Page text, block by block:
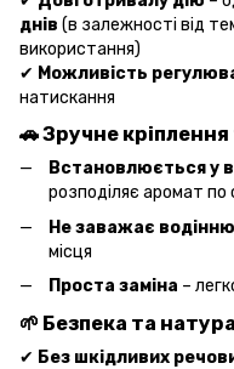
днів (в залежності від
використання)
✔ Можливість
натискання
🚗Зручне
Встановлюється у
розподіляє аромат по
Не заважає водінню
місця
Проста заміна –
🌱 Безпека та
✔ Без шкідливих